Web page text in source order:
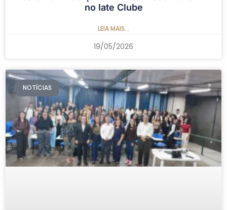
no Iate Clube
LEIA MAIS...
19/05/2026
NOTÍCIAS